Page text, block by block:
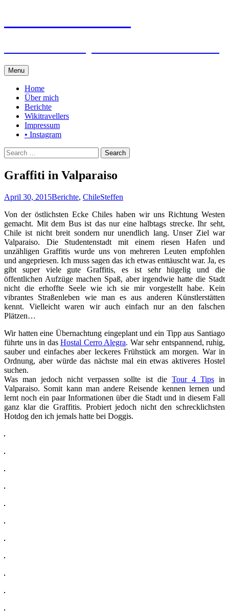
Menu Skip
to
content
Home
Über mich
Berichte
Wikitravellers
Impressum
• Instagram
Search
for:
Graffiti in Valparaiso
April 30, 2015Berichte, ChileSteffen
Von der östlichsten Ecke Chiles haben wir uns Richtung Westen
gemacht. Mit dem Bus ist das nur eine halbtags strecke. Ihr seht,
Chile ist nicht breit sondern nur unendlich lang. Unser Ziel war
Valparaiso. Die Studentenstadt mit einem riesen Hafen und
unzähligen Graffitis wurde uns von mehreren Leuten empfohlen
und angepriesen. Ich muss sagen das ich etwas enttäuscht war. Ja, es
gibt super viele gute Graffitis, es ist sehr hügelig und die
öffentlichen Aufzüge machen Spaß, aber irgendwie hatte die Stadt
nicht die erhoffte Seele wie ich sie mir vorgestellt habe. Kein
vibrantes Straßenleben wie man es aus anderen Künstlerstätten
kennt. Vielleicht waren wir auch einfach nur an den falschen
Plätzen…
Wir hatten eine Übernachtung eingeplant und ein Tipp aus Santiago
führte uns in das Hostal Cerro Alegra. War sehr entspannend, ruhig,
sauber und einfaches aber leckeres Frühstück am morgen. War in
Ordnung, aber würde das nächste mal ein etwas aktiveres Hostel
suchen.
Was man jedoch nicht verpassen sollte ist die Tour 4 Tipsin
Valparaiso. Somit kann man andere Reisende kennen lernen und
lernt noch ein paar Informationen über die Stadt und in diesem Fall
ganz klar die Graffitis. Probiert jedoch nicht den schrecklichsten
Hotdog den ich jemals hatte bei Doggis.